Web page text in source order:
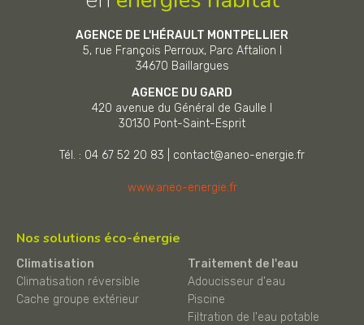
AGENCE DE L'HÉRAULT MONTPELLIER
5, rue François Perroux, Parc Aftalion I
34670 Baillargues
AGENCE DU GARD
420 avenue du Général de Gaulle I
30130 Pont-Saint-Esprit
Tél. : 04 67 52 20 83 contact@aneo-energie.fr
www.aneo-energie.fr
Nos solutions éco-énergie
Climatisation
Climatisation réversible
Cache groupe extérieur
Traitement de l'eau
Adoucisseur d'eau
Piscine
Filtration de l'eau potable